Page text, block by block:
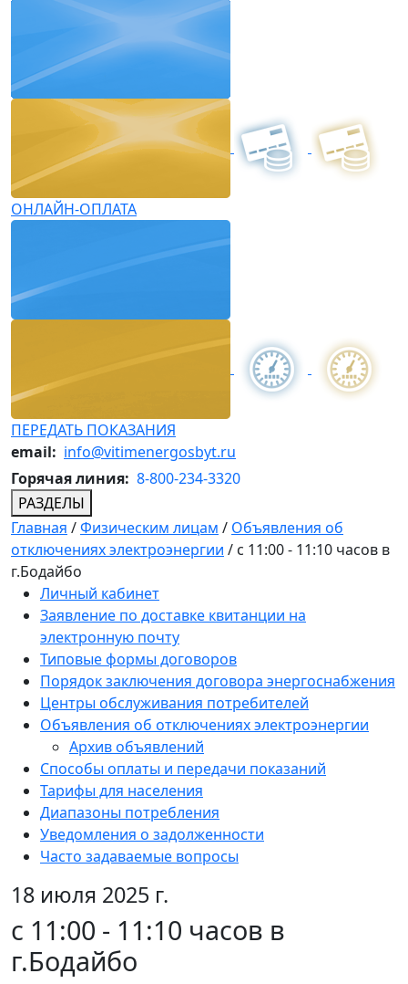
ОНЛАЙН-ОПЛАТА
ПЕРЕДАТЬ ПОКАЗАНИЯ
email: info@vitimenergosbyt.ru
Горячая линия: 8-800-234-3320
РАЗДЕЛЫ
Главная /Физическим лицам / Объявления об
отключениях электроэнергии / с 11:00 - 11:10 часов в
г.Бодайбо
Личный кабинет
Заявление по доставке квитанции на
электронную почту
Типовые формы договоров
Порядок заключения договора энергоснабжения
Центры обслуживания потребителей
Объявления об отключениях электроэнергии
Архив объявлений
Способы оплаты и передачи показаний
Тарифы для населения
Диапазоны потребления
Уведомления о задолженности
Часто задаваемые вопросы
18 июля 2025 г.
с 11:00 - 11:10 часов в
г.Бодайбо